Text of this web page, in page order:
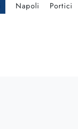
Napoli Portici